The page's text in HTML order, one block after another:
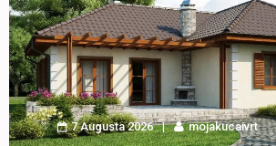
7 Augusta 2026 mojakucaivrt